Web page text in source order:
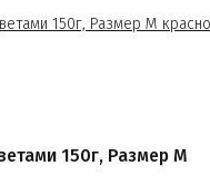
150г, Размер М